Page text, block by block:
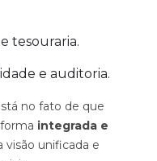
tesouraria.
e auditoria.
no fato de que
integrada e
visão unificada e